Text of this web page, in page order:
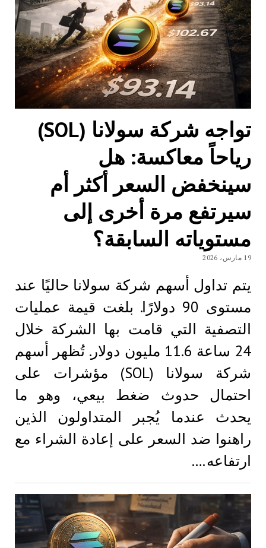
تواجه شركة سولانا (SOL)
رياحاً معاكسة: هل
سينخفض ​​السعر أكثر أم
سيرتفع مرة أخرى إلى
مستوياته السابقة؟
19 مارس، 2026
يتم تداول أسهم شركة سولانا حاليًا عند
مستوى 90 دولارًا. بلغت قيمة عمليات
التصفية التي قامت بها الشركة خلال
24 ساعة 11.6 مليون دولار. تُظهر أسهم
شركة سولانا (SOL) مؤشرات على
احتمال حدوث ضغط بيعي، وهو ما
يحدث عندما يُجبر المتداولون الذين
راهنوا ضد السعر على إعادة الشراء مع
ارتفاعه.…